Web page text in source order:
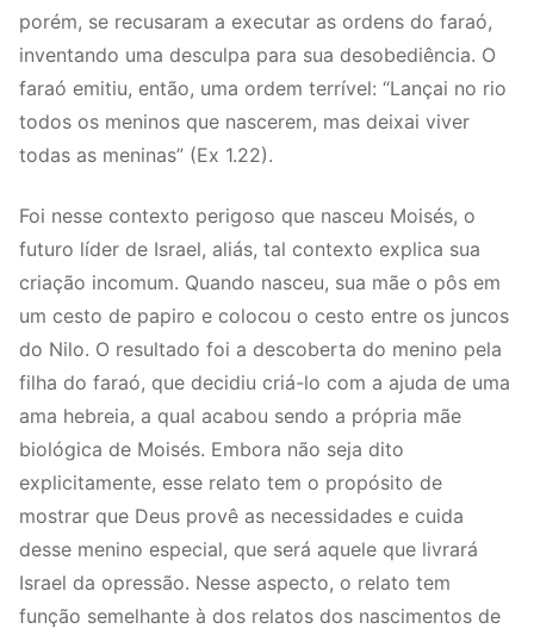
porém, se recusaram a executar as ordens do faraó,
inventando uma desculpa para sua desobediência. O
faraó emitiu, então, uma ordem terrível: “Lançai no rio
todos os meninos que nascerem, mas deixai viver
todas as meninas” (Ex 1.22).
Foi nesse contexto perigoso que nasceu Moisés, o
futuro líder de Israel, aliás, tal contexto explica sua
criação incomum. Quando nasceu, sua mãe o pôs em
um cesto de papiro e colocou o cesto entre os juncos
do Nilo. O resultado foi a descoberta do menino pela
filha do faraó, que decidiu criá-lo com a ajuda de uma
ama hebreia, a qual acabou sendo a própria mãe
biológica de Moisés. Embora não seja dito
explicitamente, esse relato tem o propósito de
mostrar que Deus provê as necessidades e cuida
desse menino especial, que será aquele que livrará
Israel da opressão. Nesse aspecto, o relato tem
função semelhante à dos relatos dos nascimentos de